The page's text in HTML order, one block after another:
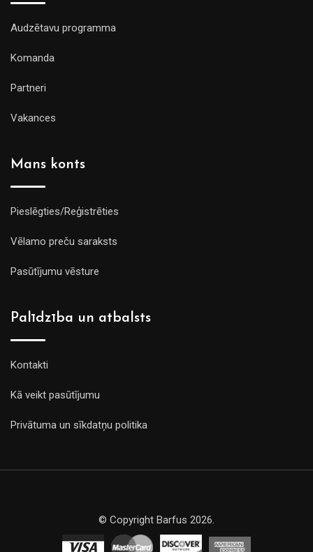
Audzētavu programma
Komanda
Partneri
Vakances
Mans konts
Pieslēgties/Reģistrēties
Vēlamo preču saraksts
Pasūtījumu vēsture
Palīdzība un atbalsts
Kontakti
Kā veikt pasūtījumu
Privātuma un sīkdatņu politika
© Copyright Barfus 2026.